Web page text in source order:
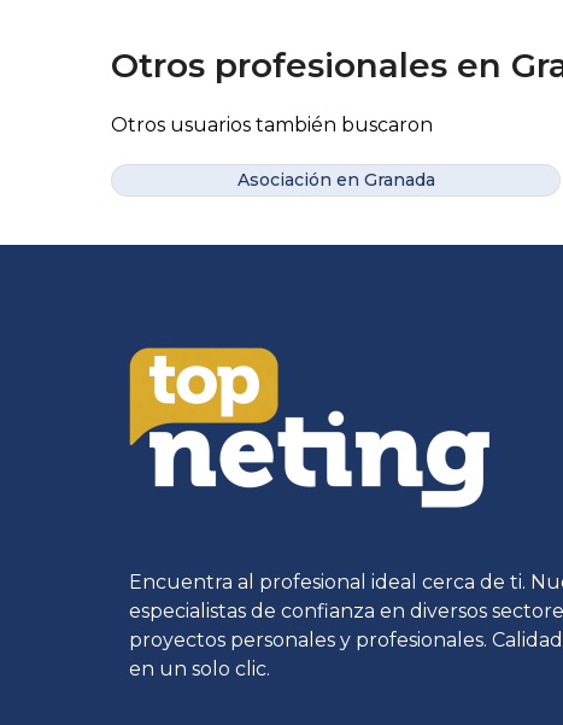
Otros profesionales en
Otros usuarios también buscaron
Asociación en Granada
Encuentra al profesional ideal cerca de ti.
especialistas de confianza en diversos
proyectos personales y profesionales.
en un solo clic.